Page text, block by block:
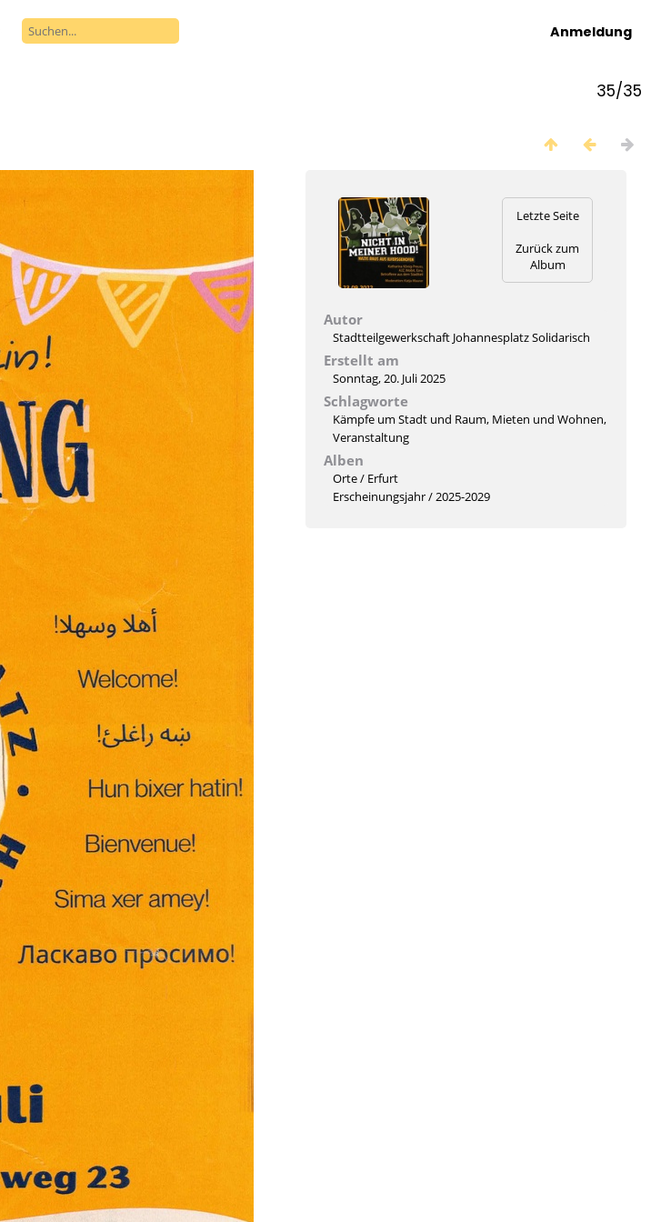
Anmeldung
35/35
Letzte Seite
Zurück zum
Album
Autor
Stadtteilgewerkschaft Johannesplatz Solidarisch
Erstellt am
Sonntag, 20. Juli 2025
Schlagworte
Kämpfe um Stadt und Raum, Mieten und Wohnen,
Veranstaltung
Alben
Orte/ Erfurt
Erscheinungsjahr/2025-2029